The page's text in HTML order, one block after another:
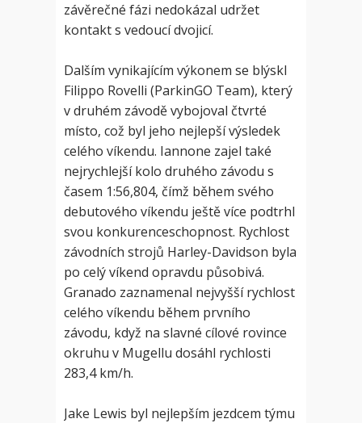
závěrečné fázi nedokázal udržet
kontakt s vedoucí dvojicí.
Dalším vynikajícím výkonem se blýskl
Filippo Rovelli (ParkinGO Team), který
v druhém závodě vybojoval čtvrté
místo, což byl jeho nejlepší výsledek
celého víkendu. Iannone zajel také
nejrychlejší kolo druhého závodu s
časem 1:56,804, čímž během svého
debutového víkendu ještě více podtrhl
svou konkurenceschopnost. Rychlost
závodních strojů Harley-Davidson byla
po celý víkend opravdu působivá.
Granado zaznamenal nejvyšší rychlost
celého víkendu během prvního
závodu, když na slavné cílové rovince
okruhu v Mugellu dosáhl rychlosti
283,4 km/h.
Jake Lewis byl nejlepším jezdcem týmu